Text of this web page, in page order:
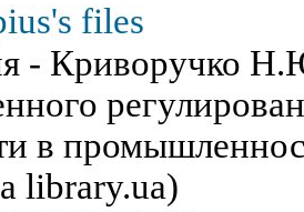
files
- Криворучко
в
library.ua)